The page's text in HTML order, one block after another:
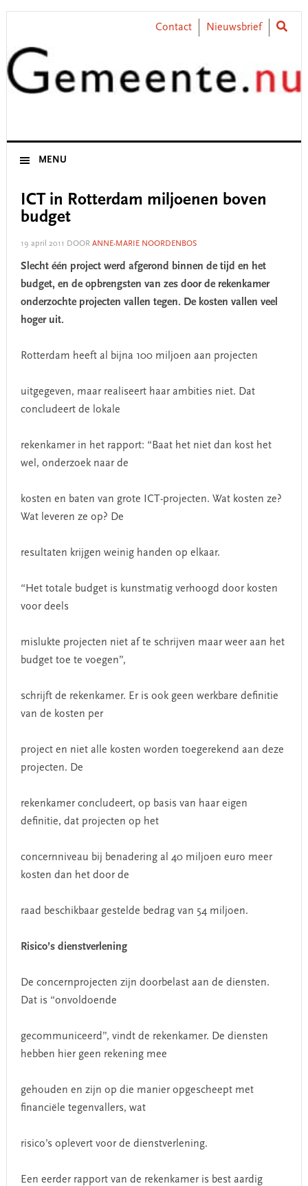
Skip
primary
navigation
Skip
content
Skip
primary
sidebar
Skip
footer
Contact Nieuwsbrief
MENU
ICT in Rotterdam miljoenen boven
budget
19 april 2011 DOOR ANNE-MARIE NOORDENBOS
Slecht één project werd afgerond binnen de tijd en het
budget, en de opbrengsten van zes door de rekenkamer
onderzochte projecten vallen tegen. De kosten vallen veel
hoger uit.
Rotterdam heeft al bijna 100 miljoen aan projecten
uitgegeven, maar realiseert haar ambities niet. Dat
concludeert de lokale
rekenkamer in het rapport: “Baat het niet dan kost het
wel, onderzoek naar de
kosten en baten van grote ICT-projecten. Wat kosten ze?
Wat leveren ze op? De
resultaten krijgen weinig handen op elkaar.
“Het totale budget is kunstmatig verhoogd door kosten
voor deels
mislukte projecten niet af te schrijven maar weer aan het
budget toe te voegen”,
schrijft de rekenkamer. Er is ook geen werkbare definitie
van de kosten per
project en niet alle kosten worden toegerekend aan deze
projecten. De
rekenkamer concludeert, op basis van haar eigen
definitie, dat projecten op het
concernniveau bij benadering al 40 miljoen euro meer
kosten dan het door de
raad beschikbaar gestelde bedrag van 54 miljoen.
Risico’s dienstverlening
De concernprojecten zijn doorbelast aan de diensten.
Dat is “onvoldoende
gecommuniceerd”, vindt de rekenkamer. De diensten
hebben hier geen rekening mee
gehouden en zijn op die manier opgescheept met
financiële tegenvallers, wat
risico’s oplevert voor de dienstverlening.
Een eerder rapport van de rekenkamer is best aardig